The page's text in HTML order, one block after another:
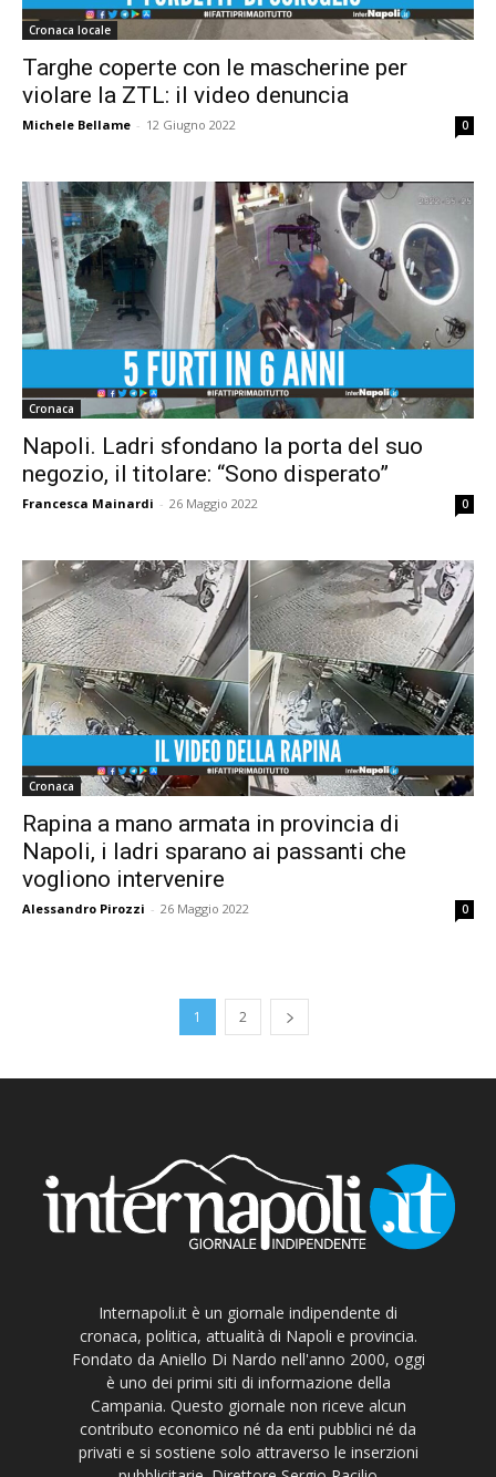
Cronaca locale
Targhe coperte con le mascherine per
violare la ZTL: il video denuncia
Michele Bellame - 12 Giugno 2022 0
Cronaca
Napoli. Ladri sfondano la porta del suo
negozio, il titolare: “Sono disperato”
Francesca Mainardi - 26 Maggio 2022 0
Cronaca
Rapina a mano armata in provincia di
Napoli, i ladri sparano ai passanti che
vogliono intervenire
Alessandro Pirozzi - 26 Maggio 2022 0
1 2
Internapoli.it è un giornale indipendente di
cronaca, politica, attualità di Napoli e provincia.
Fondato da Aniello Di Nardo nell'anno 2000, oggi
è uno dei primi siti di informazione della
Campania. Questo giornale non riceve alcun
contributo economico né da enti pubblici né da
privati e si sostiene solo attraverso le inserzioni